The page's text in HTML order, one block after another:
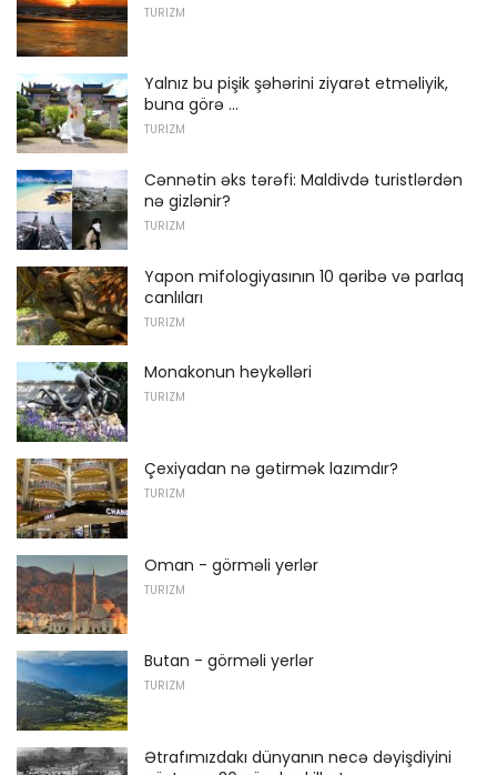
TURIZM
Yalnız bu pişik şəhərini ziyarət etməliyik,
buna görə ...
TURIZM
Cənnətin əks tərəfi: Maldivdə turistlərdən
nə gizlənir?
TURIZM
Yapon mifologiyasının 10 qəribə və parlaq
canlıları
TURIZM
Monakonun heykəlləri
TURIZM
Çexiyadan nə gətirmək lazımdır?
TURIZM
Oman - görməli yerlər
TURIZM
Butan - görməli yerlər
TURIZM
Ətrafımızdakı dünyanın necə dəyişdiyini